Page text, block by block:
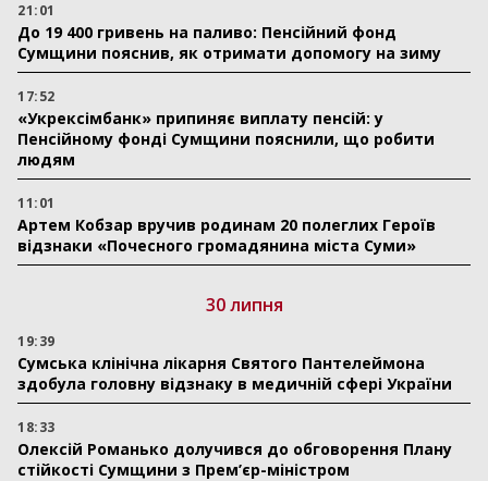
21:01
До 19 400 гривень на паливо: Пенсійний фонд
Сумщини пояснив, як отримати допомогу на зиму
17:52
«Укрексімбанк» припиняє виплату пенсій: у
Пенсійному фонді Сумщини пояснили, що робити
людям
11:01
Артем Кобзар вручив родинам 20 полеглих Героїв
відзнаки «Почесного громадянина міста Суми»
30 липня
19:39
Сумська клінічна лікарня Святого Пантелеймона
здобула головну відзнаку в медичній сфері України
18:33
Олексій Романько долучився до обговорення Плану
стійкості Сумщини з Прем’єр-міністром